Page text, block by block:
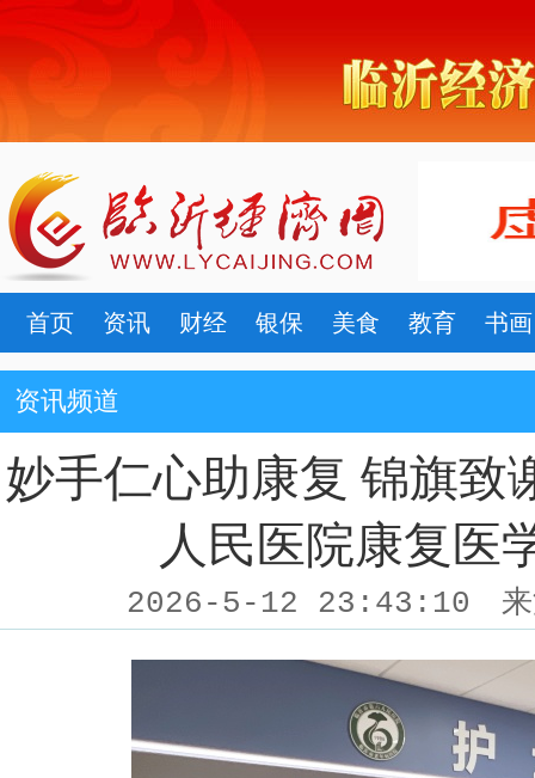
首页 资讯 财经 银保 美食 教育 书画
资讯频道
妙手仁心助康复 锦旗
人民医院康复医
2026-5-12 23:43:10